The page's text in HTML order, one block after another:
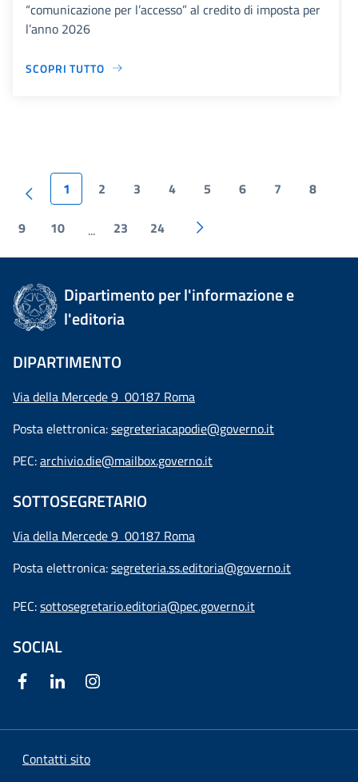
“comunicazione per l’accesso” al credito di imposta per
l’anno 2026
SCOPRI TUTTO
1 2 3 4 5 6 7 8
9 10 ... 23 24
Dipartimento per l'informazione e
l'editoria
DIPARTIMENTO
Via della Mercede 9 00187 Roma
Posta elettronica:segreteriacapodie@governo.it
PEC:archivio.die@mailbox.governo.it
SOTTOSEGRETARIO
Via della Mercede 9 00187 Roma
Posta elettronica:segreteria.ss.editoria@governo.it
PEC:sottosegretario.editoria@pec.governo.it
SOCIAL
Contatti sito